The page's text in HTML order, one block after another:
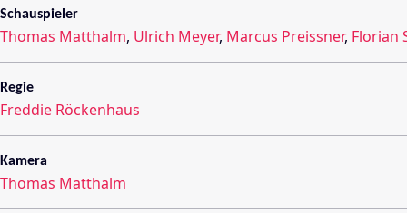
Schauspieler
Thomas Matthalm, Ulrich Meyer, Marcus Preissner, Florian
Regie
Freddie Röckenhaus
Kamera
Thomas Matthalm